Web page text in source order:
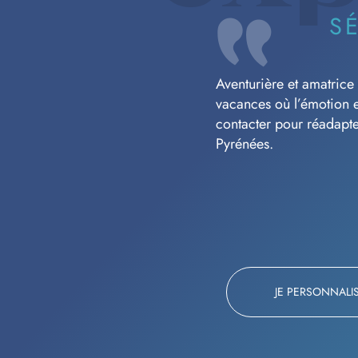
Aventurière et
vacances où l’émotion
contacter pour
Pyrénées.
JE